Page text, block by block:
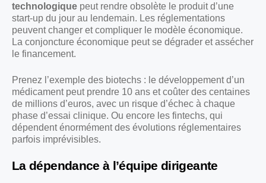
technologique peut rendre obsolète le produit d’une
start-up du jour au lendemain. Les réglementations
peuvent changer et compliquer le modèle économique.
La conjoncture économique peut se dégrader et assécher
le financement.
Prenez l’exemple des biotechs : le développement d’un
médicament peut prendre 10 ans et coûter des centaines
de millions d’euros, avec un risque d’échec à chaque
phase d’essai clinique. Ou encore les fintechs, qui
dépendent énormément des évolutions réglementaires
parfois imprévisibles.
La dépendance à l’équipe dirigeante